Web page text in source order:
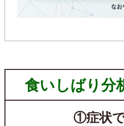
食いしばり分
①症状